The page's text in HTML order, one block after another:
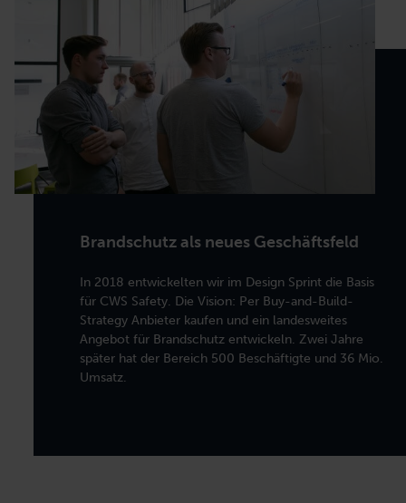
Brandschutz als neues Geschäftsfeld
In 2018 entwickelten wir im Design Sprint die Basis
für CWS Safety. Die Vision: Per Buy-and-Build-
Strategy Anbieter kaufen und ein landesweites
Angebot für Brandschutz entwickeln. Zwei Jahre
später hat der Bereich 500 Beschäftigte und 36 Mio.
Umsatz.